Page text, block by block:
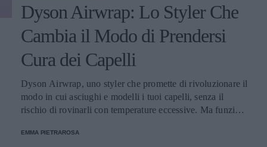
Dyson Airwrap: Lo Styler Che
Cambia il Modo di Prendersi
Cura dei Capelli
Dyson Airwrap, uno styler che promette di rivoluzionare il
modo in cui asciughi e modelli i tuoi capelli, senza il
rischio di rovinarli con temperature eccessive. Ma funziona
EMMA PIETRAROSA